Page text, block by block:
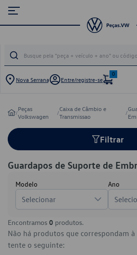
Nova Serrana Entre/registre-se
0
/Peças
Volkswagen
/Caixa de Câmbio e
Transmissao
/
Filtrar
Guardapos de Suporte de
Modelo
Selecionar
Ano
Encontramos 0 produtos.
Não há produtos que correspondam à
tente o seguinte: